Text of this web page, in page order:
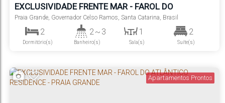
EXCLUSIVIDADE FRENTE MAR - FAROL DO
ATLÂNTICO RESIDENCE - PRAIA GRANDE
Praia Grande, Governador Celso Ramos, Santa Catarina, Brasil
2
Dormitório(s)
2 ~ 3
Banheiro(s)
1
Sala(s)
2
Suíte(s)
Apartamentos Prontos